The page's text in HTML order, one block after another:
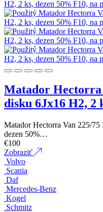
Matador Hectorra
disku 6Jx16 H2, 2
Matador Hectorra Van 225/
dezen 50%…
€100
Zobraziť
Volvo
Scania
Daf
Mercedes-Benz
Kogel
Schmitz